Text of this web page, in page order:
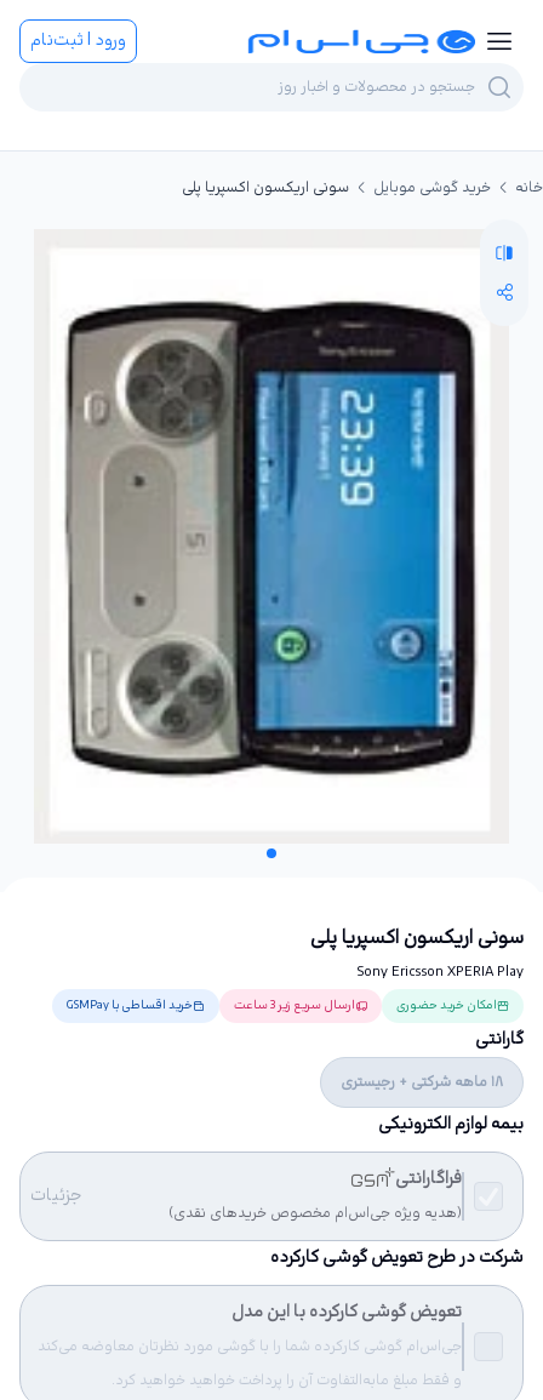
ورود | ثبت‌نام
خانه خرید گوشی موبایل سونی اریکسون اکسپریا پلی
سونی اریکسون اکسپریا پلی
Sony Ericsson XPERIA Play
امکان خرید حضوری ارسال سریع زیر 3 ساعت خرید اقساطی با GSMPay
گارانتی
18 ماهه شرکتی + رجیستری
بیمه لوازم الکترونیکی
فراگارانتی
(هدیه ویژه جی‌اس‌ام مخصوص خریدهای نقدی)
جزئیات
شرکت در طرح تعویض گوشی کارکرده
تعویض گوشی کارکرده با این مدل
جی‌اس‌ام گوشی کارکرده شما را با گوشی مورد نظرتان معاوضه می‌کند
و فقط مبلغ مابه‌التفاوت آن را پرداخت خواهید خواهید کرد.